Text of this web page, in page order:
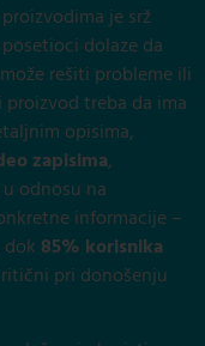
je srž
dolaze da
rešiti probleme ili
treba da ima
opisima,
zapisima,
odnosu na
informacije –
dok 85% korisnika
pri donošenju